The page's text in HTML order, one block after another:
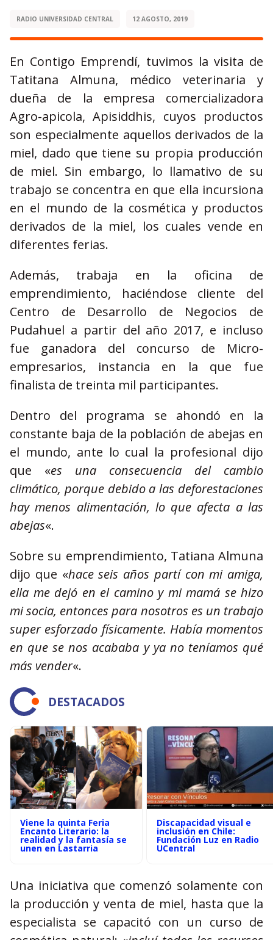
RADIO UNIVERSIDAD CENTRAL 12 AGOSTO, 2019
En Contigo Emprendí, tuvimos la visita de
Tatitana Almuna, médico veterinaria y
dueña de la empresa comercializadora
Agro-apicola, Apisiddhis, cuyos productos
son especialmente aquellos derivados de la
miel, dado que tiene su propia producción
de miel. Sin embargo, lo llamativo de su
trabajo se concentra en que ella incursiona
en el mundo de la cosmética y productos
derivados de la miel, los cuales vende en
diferentes ferias.
Además, trabaja en la oficina de
emprendimiento, haciéndose cliente del
Centro de Desarrollo de Negocios de
Pudahuel a partir del año 2017, e incluso
fue ganadora del concurso de Micro-
empresarios, instancia en la que fue
finalista de treinta mil participantes.
Dentro del programa se ahondó en la
constante baja de la población de abejas en
el mundo, ante lo cual la profesional dijo
que «es una consecuencia del cambio
climático, porque debido a las deforestaciones
hay menos alimentación, lo que afecta a las
abejas«.
Sobre su emprendimiento, Tatiana Almuna
dijo que «hace seis años partí con mi amiga,
ella me dejó en el camino y mi mamá se hizo
mi socia, entonces para nosotros es un trabajo
super esforzado físicamente. Había momentos
en que se nos acababa y ya no teníamos qué
más vender«.
DESTACADOS
Viene la quinta Feria
Encanto Literario: la
realidad y la fantasía se
unen en Lastarria
Discapacidad visual e
inclusión en Chile:
Fundación Luz en Radio
UCentral
Una iniciativa que comenzó solamente con
la producción y venta de miel, hasta que la
especialista se capacitó con un curso de